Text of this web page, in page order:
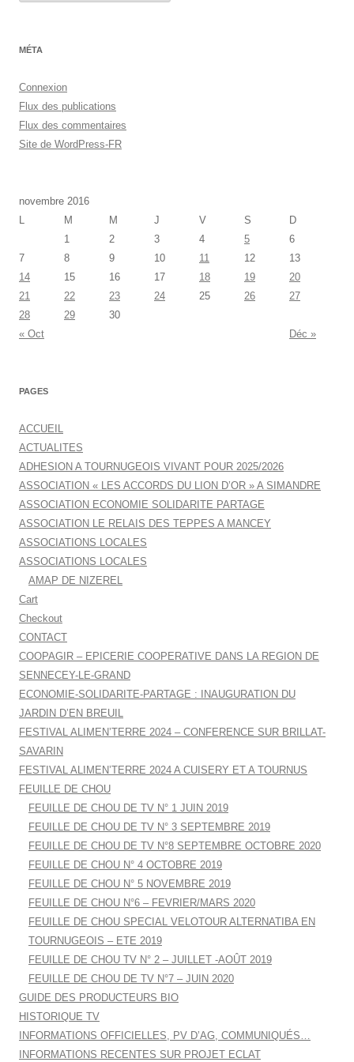
t
r
s
MÉTA
Connexion
Flux des publications
Flux des commentaires
Site de WordPress-FR
novembre 2016
L
M M J V S
D
1
2 3 4 5
6
7
8 9 10 11 12
13
14
15 16 17 18 19
20
21
22 23 24 25 26
27
28
29
30
« Oct
Déc »
PAGES
ACCUEIL
ACTUALITES
ADHESION A TOURNUGEOIS VIVANT POUR 2025/2026
ASSOCIATION « LES ACCORDS DU LION D’OR » A SIMANDRE
ASSOCIATION ECONOMIE SOLIDARITE PARTAGE
ASSOCIATION LE RELAIS DES TEPPES A MANCEY
ASSOCIATIONS LOCALES
ASSOCIATIONS LOCALES
AMAP DE NIZEREL
Cart
Checkout
CONTACT
COOPAGIR – EPICERIE COOPERATIVE DANS LA REGION DE
SENNECEY-LE-GRAND
ECONOMIE-SOLIDARITE-PARTAGE : INAUGURATION DU
JARDIN D’EN BREUIL
FESTIVAL ALIMEN’TERRE 2024 – CONFERENCE SUR BRILLAT-
SAVARIN
FESTIVAL ALIMEN’TERRE 2024 A CUISERY ET A TOURNUS
FEUILLE DE CHOU
FEUILLE DE CHOU DE TV N° 1 JUIN 2019
FEUILLE DE CHOU DE TV N° 3 SEPTEMBRE 2019
FEUILLE DE CHOU DE TV N°8 SEPTEMBRE OCTOBRE 2020
FEUILLE DE CHOU N° 4 OCTOBRE 2019
FEUILLE DE CHOU N° 5 NOVEMBRE 2019
FEUILLE DE CHOU N°6 – FEVRIER/MARS 2020
FEUILLE DE CHOU SPECIAL VELOTOUR ALTERNATIBA EN
TOURNUGEOIS – ETE 2019
FEUILLE DE CHOU TV N° 2 – JUILLET -AOÛT 2019
FEUILLE DE CHOU DE TV N°7 – JUIN 2020
GUIDE DES PRODUCTEURS BIO
HISTORIQUE TV
INFORMATIONS OFFICIELLES, PV D’AG, COMMUNIQUÉS…
INFORMATIONS RECENTES SUR PROJET ECLAT